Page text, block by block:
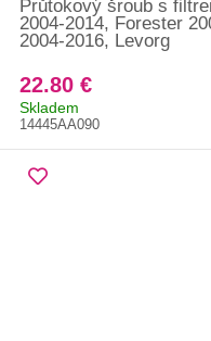
Průtokový šroub s
2004-2014, Forester
2004-2016, Levorg
22.80 €
Skladem
14445AA090